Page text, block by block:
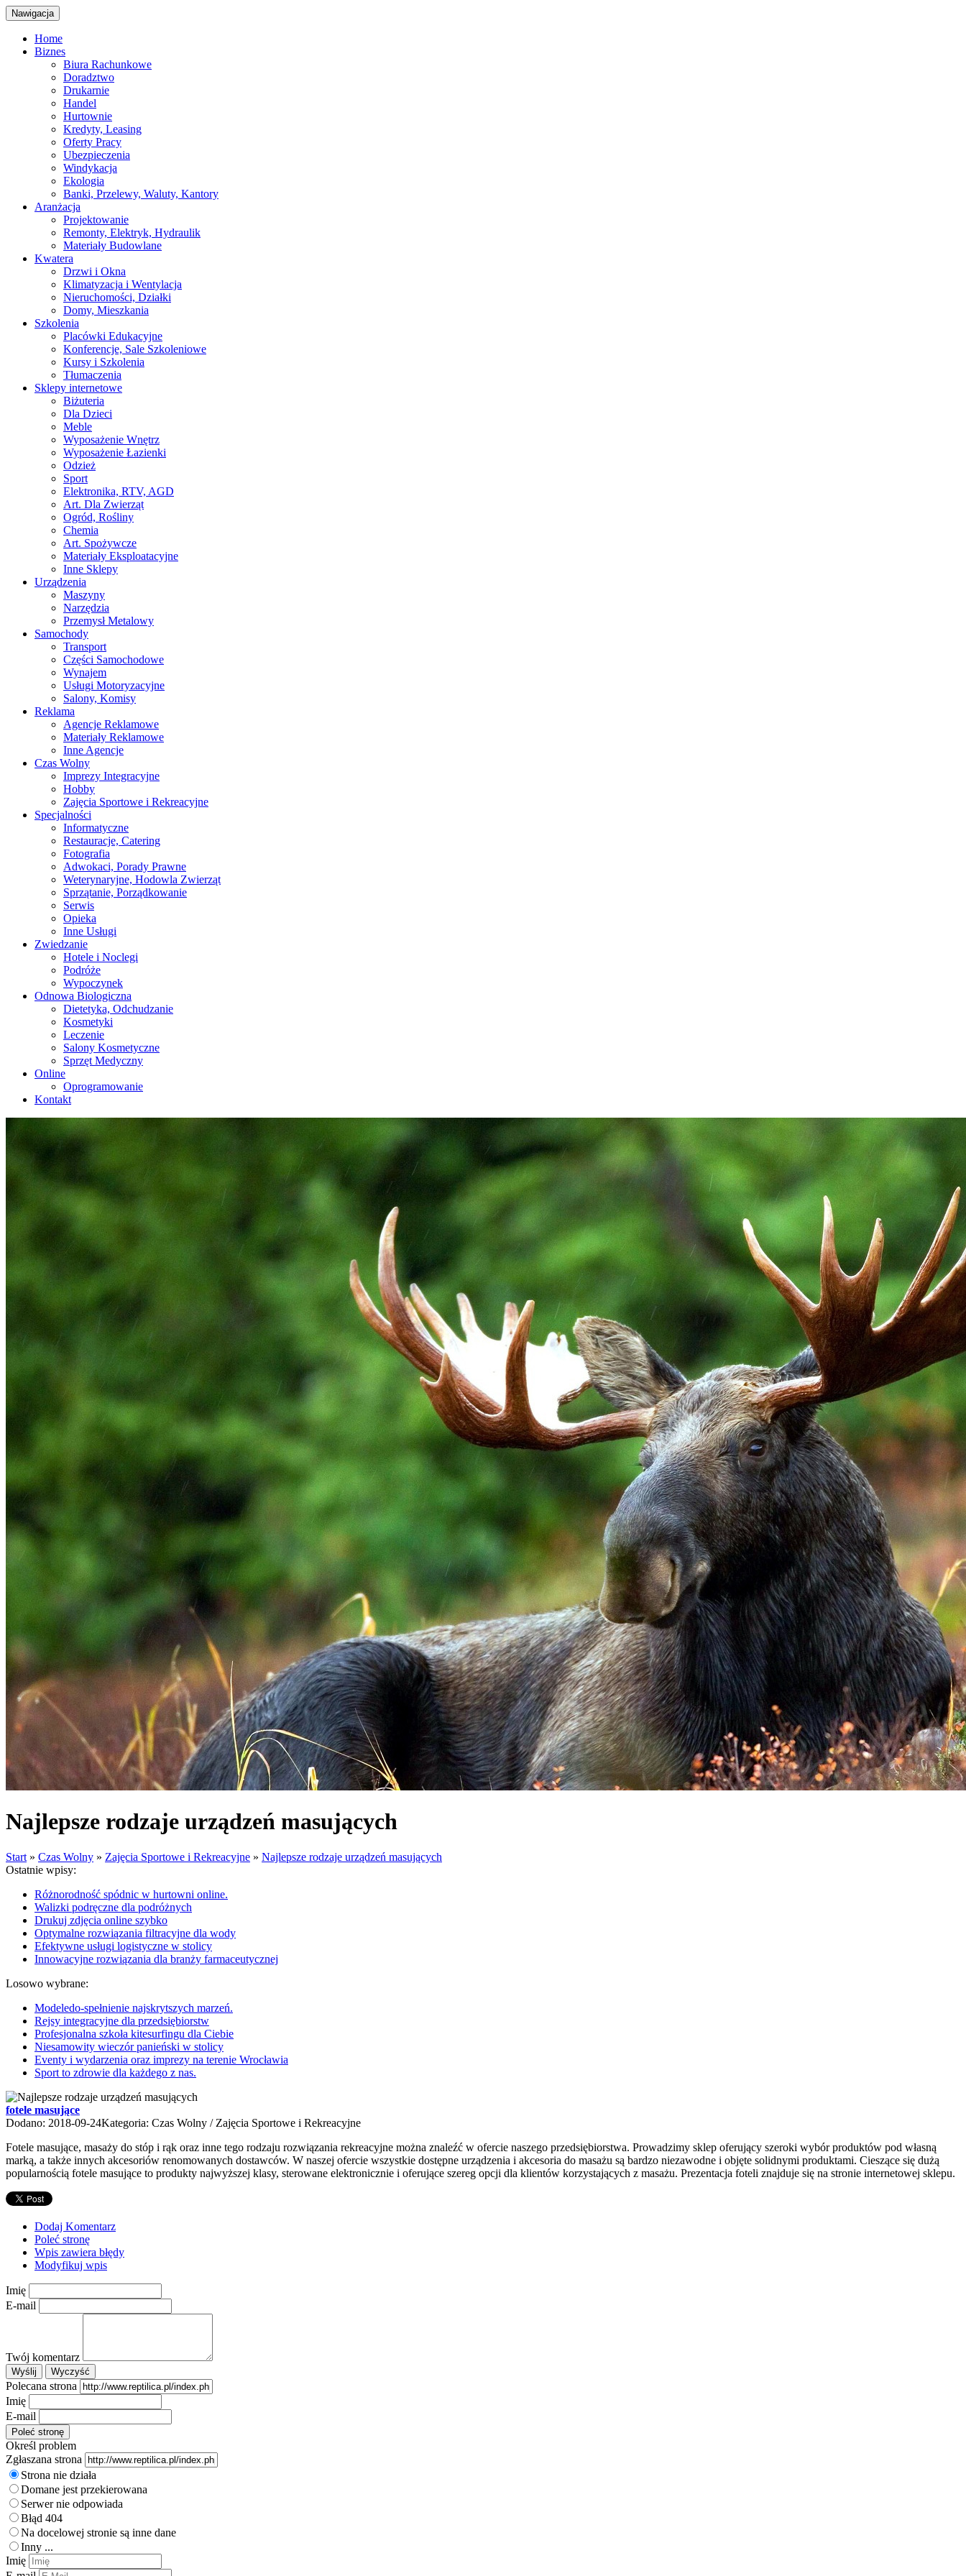
Nawigacja
Home
Biznes
Biura Rachunkowe
Doradztwo
Drukarnie
Handel
Hurtownie
Kredyty, Leasing
Oferty Pracy
Ubezpieczenia
Windykacja
Ekologia
Banki, Przelewy, Waluty, Kantory
Aranżacja
Projektowanie
Remonty, Elektryk, Hydraulik
Materiały Budowlane
Kwatera
Drzwi i Okna
Klimatyzacja i Wentylacja
Nieruchomości, Działki
Domy, Mieszkania
Szkolenia
Placówki Edukacyjne
Konferencje, Sale Szkoleniowe
Kursy i Szkolenia
Tłumaczenia
Sklepy internetowe
Biżuteria
Dla Dzieci
Meble
Wyposażenie Wnętrz
Wyposażenie Łazienki
Odzież
Sport
Elektronika, RTV, AGD
Art. Dla Zwierząt
Ogród, Rośliny
Chemia
Art. Spożywcze
Materiały Eksploatacyjne
Inne Sklepy
Urządzenia
Maszyny
Narzędzia
Przemysł Metalowy
Samochody
Transport
Części Samochodowe
Wynajem
Usługi Motoryzacyjne
Salony, Komisy
Reklama
Agencje Reklamowe
Materiały Reklamowe
Inne Agencje
Czas Wolny
Imprezy Integracyjne
Hobby
Zajęcia Sportowe i Rekreacyjne
Specjalności
Informatyczne
Restauracje, Catering
Fotografia
Adwokaci, Porady Prawne
Weterynaryjne, Hodowla Zwierząt
Sprzątanie, Porządkowanie
Serwis
Opieka
Inne Usługi
Zwiedzanie
Hotele i Noclegi
Podróże
Wypoczynek
Odnowa Biologiczna
Dietetyka, Odchudzanie
Kosmetyki
Leczenie
Salony Kosmetyczne
Sprzęt Medyczny
Online
Oprogramowanie
Kontakt
Najlepsze rodzaje urządzeń masujących
Start » Czas Wolny » Zajęcia Sportowe i Rekreacyjne » Najlepsze rodzaje urządzeń masujących
Ostatnie wpisy:
Różnorodność spódnic w hurtowni online.
Walizki podręczne dla podróżnych
Drukuj zdjęcia online szybko
Optymalne rozwiązania filtracyjne dla wody
Efektywne usługi logistyczne w stolicy
Innowacyjne rozwiązania dla branży farmaceutycznej
Losowo wybrane:
Modeledo-spełnienie najskrytszych marzeń.
Rejsy integracyjne dla przedsiębiorstw
Profesjonalna szkoła kitesurfingu dla Ciebie
Niesamowity wieczór panieński w stolicy
Eventy i wydarzenia oraz imprezy na terenie Wrocławia
Sport to zdrowie dla każdego z nas.
fotele masujące
Dodano: 2018-09-24Kategoria: Czas Wolny / Zajęcia Sportowe i Rekreacyjne
Fotele masujące, masaży do stóp i rąk oraz inne tego rodzaju rozwiązania rekreacyjne można znaleźć w ofercie naszego przedsiębiorstwa. Prowadzimy sklep oferujący szeroki wybór produktów pod własną
marką, a także innych akcesoriów renomowanych dostawców. W naszej ofercie wszystkie dostępne urządzenia i akcesoria do masażu są bardzo niezawodne i objęte solidnymi produktami. Cieszące się dużą
popularnością fotele masujące to produkty najwyższej klasy, sterowane elektronicznie i oferujące szereg opcji dla klientów korzystających z masażu. Prezentacja foteli znajduje się na stronie internetowej sklepu.
Dodaj Komentarz
Poleć stronę
Wpis zawiera błędy
Modyfikuj wpis
Imię
E-mail
Twój komentarz
Polecana strona
Imię
E-mail
Określ problem
Zgłaszana strona
Strona nie działa
Domane jest przekierowana
Serwer nie odpowiada
Błąd 404
Na docelowej stronie są inne dane
Inny ...
Imię